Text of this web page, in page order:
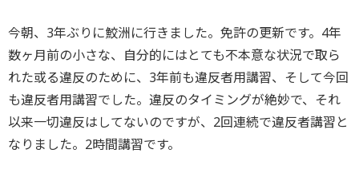
今朝、3年ぶりに鮫洲に行きました。免許の更新です。4年
数ヶ月前の小さな、自分的にはとても不本意な状況で取ら
れた或る違反のために、3年前も違反者用講習、そして今回
も違反者用講習でした。違反のタイミングが絶妙で、それ
以来一切違反はしてないのですが、2回連続で違反者講習と
なりました。2時間講習です。